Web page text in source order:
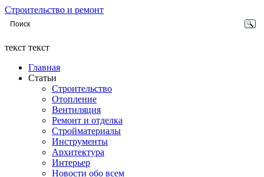
Строительство и ремонт
текст текст
Главная
Статьи
Строительство
Отопление
Вентиляция
Ремонт и отделка
Стройматериалы
Инструменты
Архитектура
Интерьер
Новости обо всем